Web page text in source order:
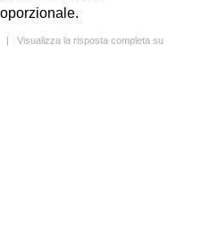
| Visualizza la risposta completa su